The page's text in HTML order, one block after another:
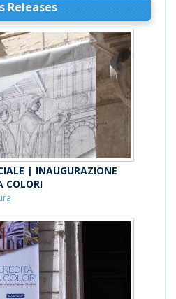
Releases
| INAUGURAZIONE
COLORI